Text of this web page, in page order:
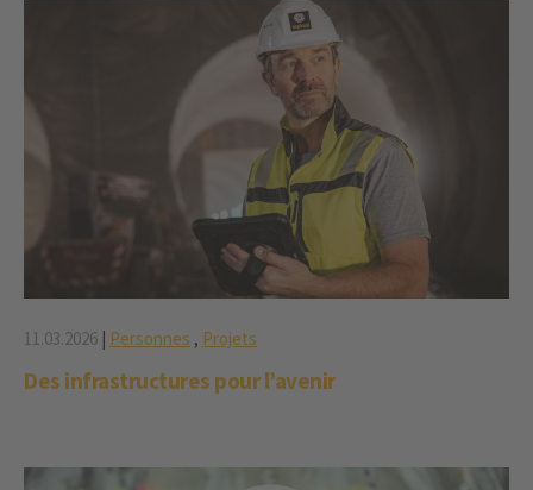
11.03.2026 | Personnes , Projets
Des infrastructures pour l’avenir